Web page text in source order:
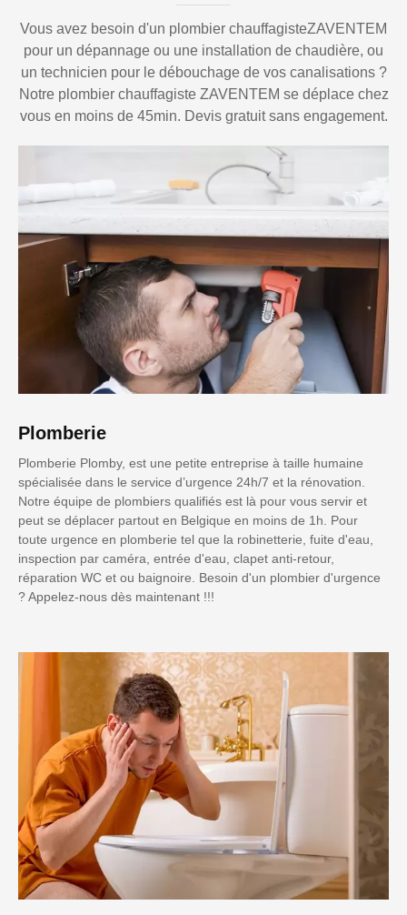
Vous avez besoin d'un plombier chauffagisteZAVENTEM
pour un dépannage ou une installation de chaudière, ou
un technicien pour le débouchage de vos canalisations ?
Notre plombier chauffagiste ZAVENTEM se déplace chez
vous en moins de 45min. Devis gratuit sans engagement.
Plomberie
Plomberie Plomby, est une petite entreprise à taille humaine
spécialisée dans le service d’urgence 24h/7 et la rénovation.
Notre équipe de plombiers qualifiés est là pour vous servir et
peut se déplacer partout en Belgique en moins de 1h. Pour
toute urgence en plomberie tel que la robinetterie, fuite d'eau,
inspection par caméra, entrée d'eau, clapet anti-retour,
réparation WC et ou baignoire. Besoin d'un plombier d'urgence
? Appelez-nous dès maintenant !!!